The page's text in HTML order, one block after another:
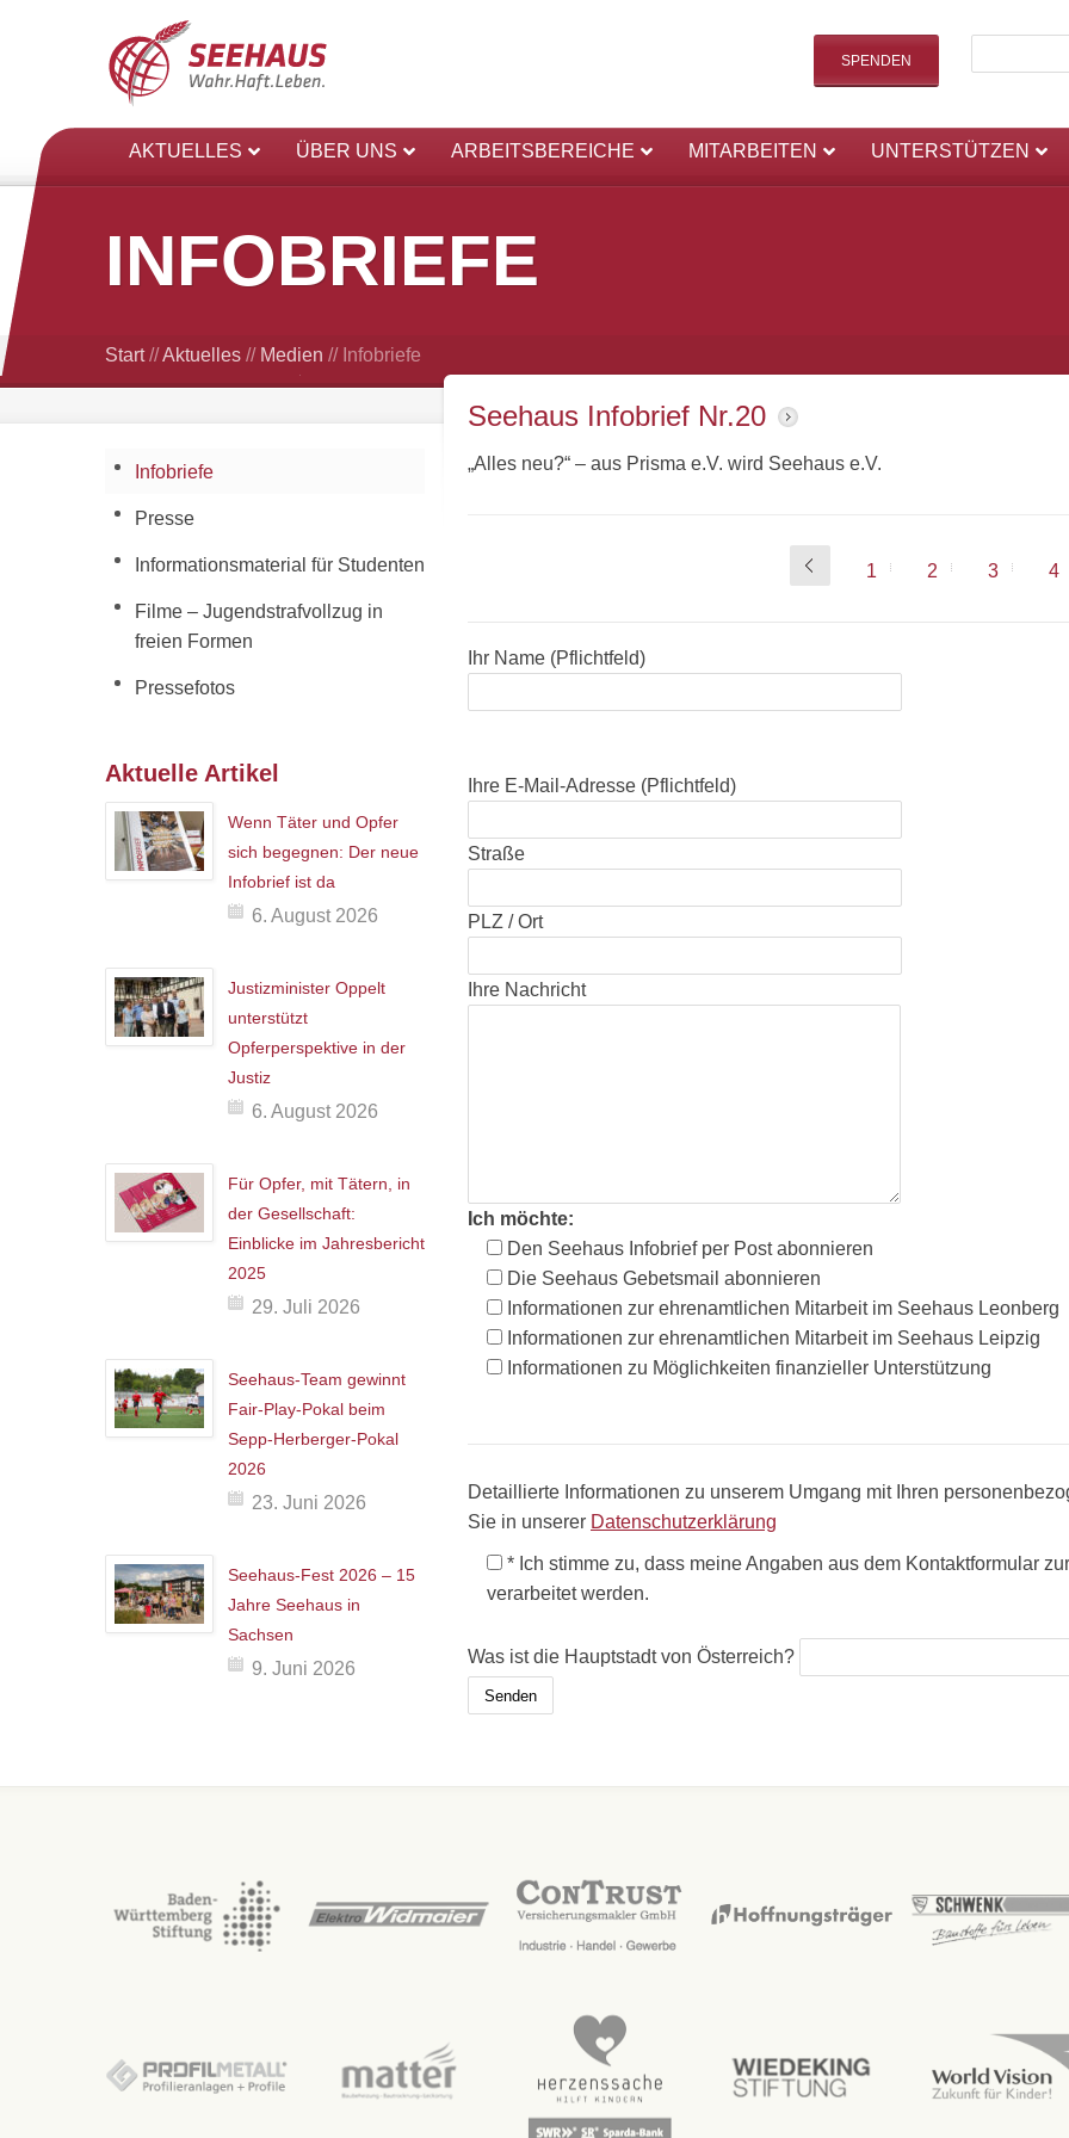
SPENDEN
AKTUELLES ÜBER UNS ARBEITSBEREICHE MITARBEITEN UNTERSTÜTZEN
INFOBRIEFE
Start//Aktuelles // Medien // Infobriefe
Seehaus Infobrief Nr.20
„Alles neu?“ – aus Prisma e.V. wird Seehaus e.V.
1 2 3 4
Ihr Name (Pflichtfeld)
Ihre E-Mail-Adresse (Pflichtfeld)
Straße
PLZ / Ort
Ihre Nachricht
Ich möchte:
Den Seehaus Infobrief per Post abonnieren
Die Seehaus Gebetsmail abonnieren
Informationen zur ehrenamtlichen Mitarbeit im Seehaus Leonberg
Informationen zur ehrenamtlichen Mitarbeit im Seehaus Leipzig
Informationen zu Möglichkeiten finanzieller Unterstützung
Detaillierte Informationen zu unserem Umgang mit Ihren
Sie in unserer Datenschutzerklärung
* Ich stimme zu, dass meine Angaben aus dem Kontaktformular
verarbeitet werden.
Was ist die Hauptstadt von Österreich?
Infobriefe
Presse
Informationsmaterial für Studenten
Filme – Jugendstrafvollzug in
freien Formen
Pressefotos
Aktuelle Artikel
Wenn Täter und Opfer
sich begegnen: Der neue
Infobrief ist da
6. August 2026
Justizminister Oppelt
unterstützt
Opferperspektive in der
Justiz
6. August 2026
Für Opfer, mit Tätern, in
der Gesellschaft:
Einblicke im Jahresbericht
2025
29. Juli 2026
Seehaus-Team gewinnt
Fair-Play-Pokal beim
Sepp-Herberger-Pokal
2026
23. Juni 2026
Seehaus-Fest 2026 – 15
Jahre Seehaus in
Sachsen
9. Juni 2026